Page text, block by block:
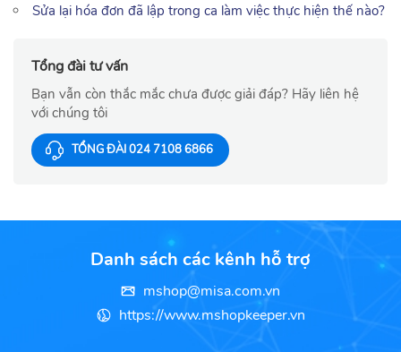
Sửa lại hóa đơn đã lập trong ca làm việc thực hiện thế nào?
Tổng đài tư vấn
Bạn vẫn còn thắc mắc chưa được giải đáp? Hãy liên hệ
với chúng tôi
TỔNG ĐÀI 024 7108 6866
Danh sách các kênh hỗ trợ
mshop@misa.com.vn
https://www.mshopkeeper.vn